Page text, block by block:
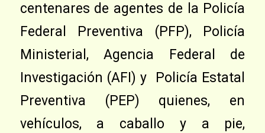
centenares de agentes de la Policía
Federal Preventiva (PFP), Policía
Ministerial, Agencia Federal de
Investigación (AFI) y Policía Estatal
Preventiva (PEP) quienes, en
vehículos, a caballo y a pie,